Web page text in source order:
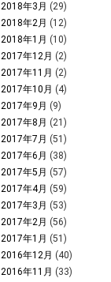
2018年3月 (29)
2018年2月 (12)
2018年1月 (10)
2017年12月 (2)
2017年11月 (2)
2017年10月 (4)
2017年9月 (9)
2017年8月 (21)
2017年7月 (51)
2017年6月 (38)
2017年5月 (57)
2017年4月 (59)
2017年3月 (53)
2017年2月 (56)
2017年1月 (51)
2016年12月 (40)
2016年11月 (33)